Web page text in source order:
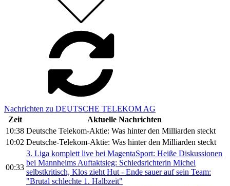
Nachrichten zu DEUTSCHE TELEKOM AG
Zeit
Aktuelle Nachrichten
10:38 Deutsche Telekom-Aktie: Was hinter den Milliarden steckt
10:02 Deutsche-Telekom-Aktie: Was hinter den Milliarden steckt
00:33
3. Liga komplett live bei MagentaSport: Heiße Diskussionen
bei Mannheims Auftaktsieg: Schiedsrichterin Michel
selbstkritisch, Klos zieht Hut - Ende sauer auf sein Team:
"Brutal schlechte 1. Halbzeit"